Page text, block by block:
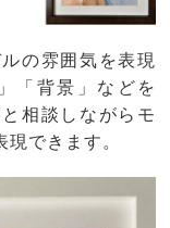
の雰囲気を表現
「背景」などを
相談しながらモ
できます。